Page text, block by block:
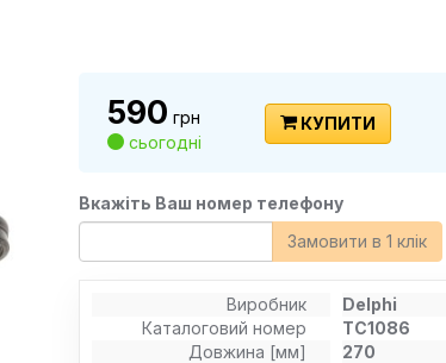
590 грн
сьогодні
КУПИТИ
Вкажіть Ваш номер телефону
Замовити в 1 клік
Виробник
Delphi
Каталоговий номер
TC1086
Довжина [мм]
270